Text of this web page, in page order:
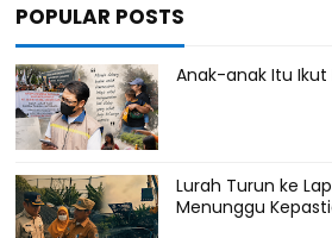
POPULAR POSTS
Anak-anak Itu Ikut
Lurah Turun ke
Menunggu